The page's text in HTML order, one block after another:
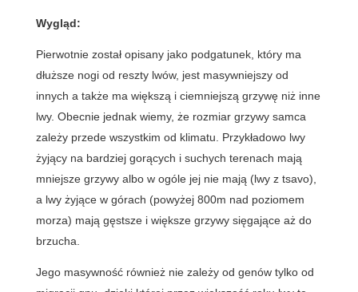
Wygląd:
Pierwotnie został opisany jako podgatunek, który ma
dłuższe nogi od reszty lwów, jest masywniejszy od
innych a także ma większą i ciemniejszą grzywę niż inne
lwy. Obecnie jednak wiemy, że rozmiar grzywy samca
zależy przede wszystkim od klimatu. Przykładowo lwy
żyjący na bardziej gorących i suchych terenach mają
mniejsze grzywy albo w ogóle jej nie mają (lwy z tsavo),
a lwy żyjące w górach (powyżej 800m nad poziomem
morza) mają gęstsze i większe grzywy sięgające aż do
brzucha.
Jego masywność również nie zależy od genów tylko od